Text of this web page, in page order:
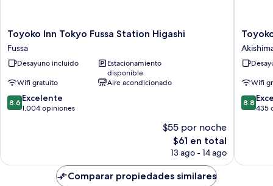
Toyoko
Inn
Tokyo
Fussa
Higashi
Fussa
Toyoko Inn Tokyo Fussa Station Higashi
Fussa
Desayuno incluido
Estacionamiento
disponible
Wifi gratuito
Aire acondicionado
8.6
de
8.6 Excelente
1,004 opiniones
$55 por noche
El
precio
es
$61 en total
13 ago - 14 ago
Toyoko
Inn
Tokyo
Minami-
guchi
Wifi
8.8
de
8.8
435
Comparar propiedades similares